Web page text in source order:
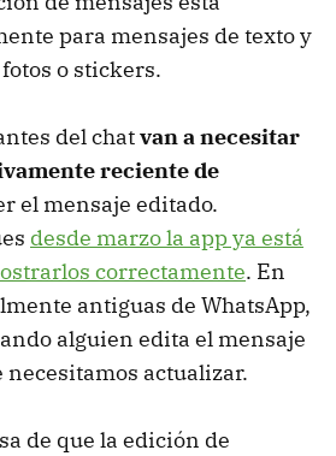
para mensajes de texto y
o stickers.
del chatvan a necesitar
reciente de
el mensaje editado.
desde marzo la app ya está
correctamente. En
antiguas de WhatsApp,
alguien edita el mensaje
necesitamos actualizar.
de que la edición de